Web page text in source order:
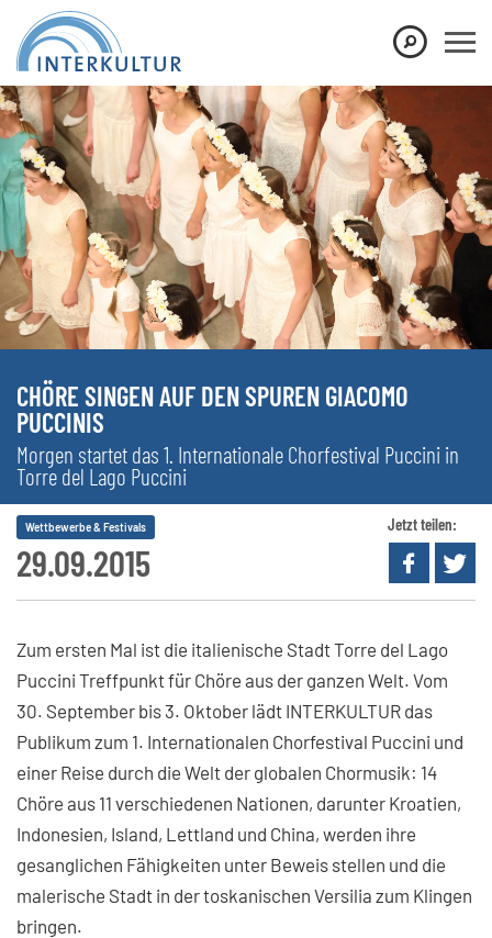
CHÖRE SINGEN AUF DEN SPUREN GIACOMO
PUCCINIS
Morgen startet das 1. Internationale Chorfestival Puccini in
Torre del Lago Puccini
29.09.2015
Wettbewerbe & Festivals Jetzt teilen:
Zum ersten Mal ist die italienische Stadt Torre del Lago
Puccini Treffpunkt für Chöre aus der ganzen Welt. Vom
30. September bis 3. Oktober lädt INTERKULTUR das
Publikum zum 1. Internationalen Chorfestival Puccini und
einer Reise durch die Welt der globalen Chormusik: 14
Chöre aus 11 verschiedenen Nationen, darunter Kroatien,
Indonesien, Island, Lettland und China, werden ihre
gesanglichen Fähigkeiten unter Beweis stellen und die
malerische Stadt in der toskanischen Versilia zum Klingen
bringen.